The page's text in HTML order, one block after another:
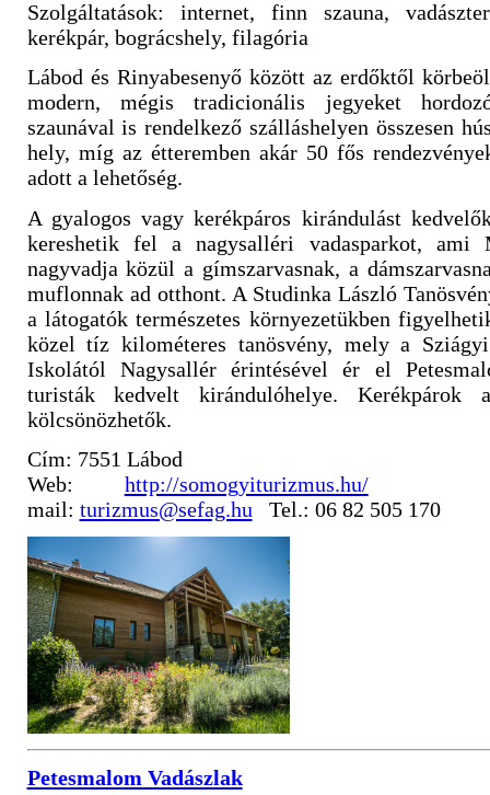
Szolgáltatások: internet, finn szauna,
kerékpár, bográcshely, filagória
Lábod és Rinyabesenyő között az erdőktől
modern, mégis tradicionális jegyeket
szaunával is rendelkező szálláshelyen összesen
hely, míg az étteremben akár 50 fős
adott a lehetőség.
A gyalogos vagy kerékpáros kirándulást
kereshetik fel a nagysalléri vadasparkot, ami
nagyvadja közül a gímszarvasnak, a
muflonnak ad otthont. A Studinka László
a látogatók természetes környezetükben
közel tíz kilométeres tanösvény, mely a
Iskolától Nagysallér érintésével ér el
turisták kedvelt kirándulóhelye. Kerékpárok
kölcsönözhetők.
Cím: 7551 Lábod
Web: http://somogyiturizmus.hu/
mail: turizmus@sefag.hu Tel.: 06 82 505 170
Petesmalom Vadászlak